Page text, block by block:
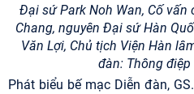
Đại sứ Park Noh Wan, Cố vấn
Chang, nguyên Đại sứ Hàn
Văn Lợi, Chủ tịch Viện Hàn
đàn: Thông
Phát biểu bế mạc Diễn đàn,